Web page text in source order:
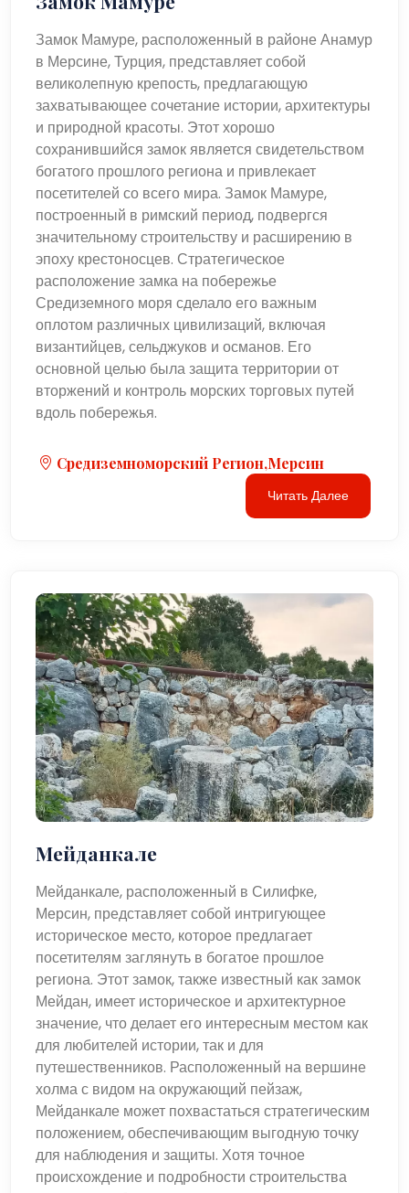
Замок Мамуре, расположенный в районе Анамур
в Мерсине, Турция, представляет собой
великолепную крепость, предлагающую
захватывающее сочетание истории, архитектуры
и природной красоты. Этот хорошо
сохранившийся замок является свидетельством
богатого прошлого региона и привлекает
посетителей со всего мира. Замок Мамуре,
построенный в римский период, подвергся
значительному строительству и расширению в
эпоху крестоносцев. Стратегическое
расположение замка на побережье
Средиземного моря сделало его важным
оплотом различных цивилизаций, включая
византийцев, сельджуков и османов. Его
основной целью была защита территории от
вторжений и контроль морских торговых путей
вдоль побережья.
Средиземноморский Регион,Мерсин
Читать Далее
Мейданкале
Мейданкале, расположенный в Силифке,
Мерсин, представляет собой интригующее
историческое место, которое предлагает
посетителям заглянуть в богатое прошлое
региона. Этот замок, также известный как замок
Мейдан, имеет историческое и архитектурное
значение, что делает его интересным местом как
для любителей истории, так и для
путешественников. Расположенный на вершине
холма с видом на окружающий пейзаж,
Мейданкале может похвастаться стратегическим
положением, обеспечивающим выгодную точку
для наблюдения и защиты. Хотя точное
происхождение и подробности строительства